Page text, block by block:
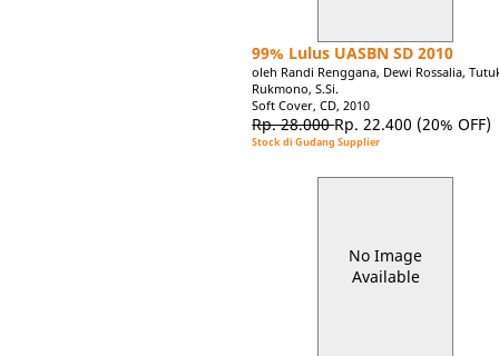
99% Lulus UASBN SD 2010
oleh Randi Renggana, Dewi Rossalia,
Rukmono, S.Si.
Soft Cover, CD, 2010
Rp. 28.000Rp. 22.400 (20% OFF)
Stock di Gudang Supplier
No Image
Available